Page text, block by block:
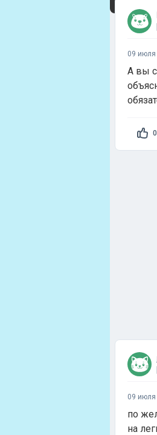
09 июля
А вы
0
09 июля
по
на